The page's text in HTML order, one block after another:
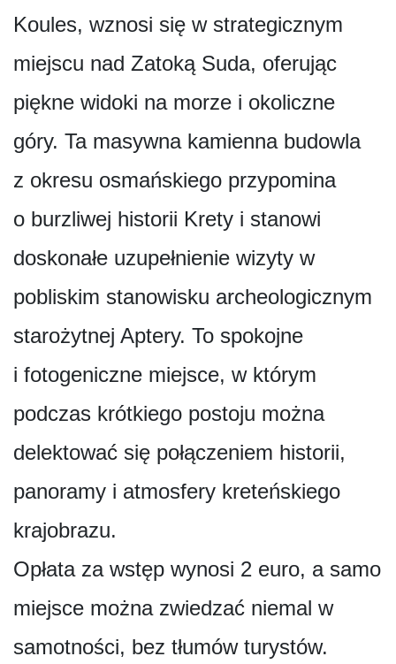
Koules, wznosi się w strategicznym
miejscu nad Zatoką Suda, oferując
piękne widoki na morze i okoliczne
góry. Ta masywna kamienna budowla
z okresu osmańskiego przypomina
o burzliwej historii Krety i stanowi
doskonałe uzupełnienie wizyty w
pobliskim stanowisku archeologicznym
starożytnej Aptery. To spokojne
i fotogeniczne miejsce, w którym
podczas krótkiego postoju można
delektować się połączeniem historii,
panoramy i atmosfery kreteńskiego
krajobrazu.
Opłata za wstęp wynosi 2 euro, a samo
miejsce można zwiedzać niemal w
samotności, bez tłumów turystów.